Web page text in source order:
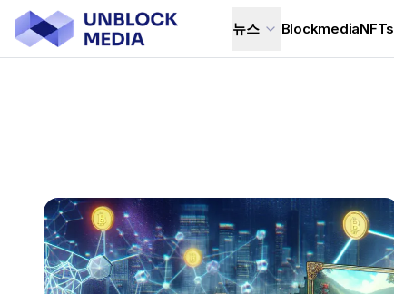
뉴스 BlockmediaNFTs